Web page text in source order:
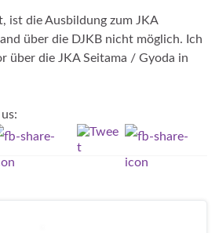
ist die Ausbildung zum JKA
über die DJKB nicht möglich. Ich
über die JKA Seitama / Gyoda in